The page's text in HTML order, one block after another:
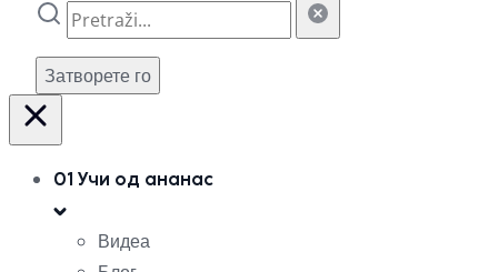
Затворете го
01 Учи од ананас
Видеа